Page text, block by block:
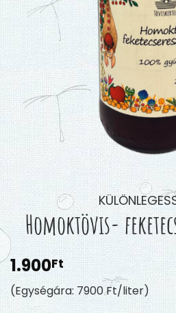
Homoktövis-
1.900Ft
(Egységára: 7900 Ft/liter)